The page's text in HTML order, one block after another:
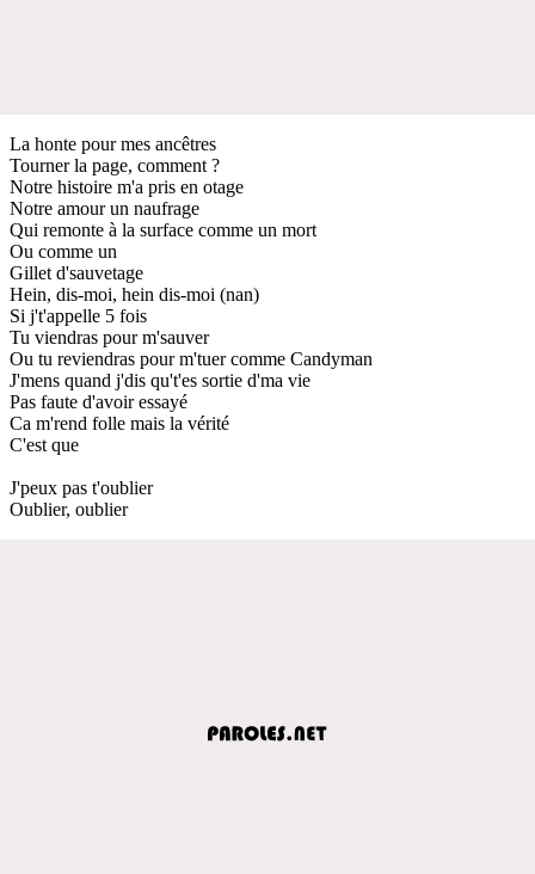
La honte pour mes ancêtres
Tourner la page, commеnt ?
Notre histoire m'a pris en otagе
Notre amour un naufrage
Qui remonte à la surface comme un mort
Ou comme un
Gillet d'sauvetage
Hein, dis-moi, hein dis-moi (nan)
Si j't'appelle 5 fois
Tu viendras pour m'sauver
Ou tu reviendras pour m'tuer comme Candyman
J'mens quand j'dis qu't'es sortie d'ma vie
Pas faute d'avoir essayé
Ca m'rend folle mais la vérité
C'est que
J'peux pas t'oublier
Oublier, oublier